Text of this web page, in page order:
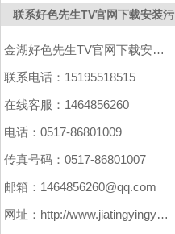
联系好色先生TV官网下载安装污
金湖好色先生TV官网下载安装污仪表有限公司
联系电话：15195518515
在线客服：1464856260
电话：0517-86801009
传真号码：0517-86801007
邮箱：1464856260@qq.com
网址：http://www.jiatingyingyuanxitong.com